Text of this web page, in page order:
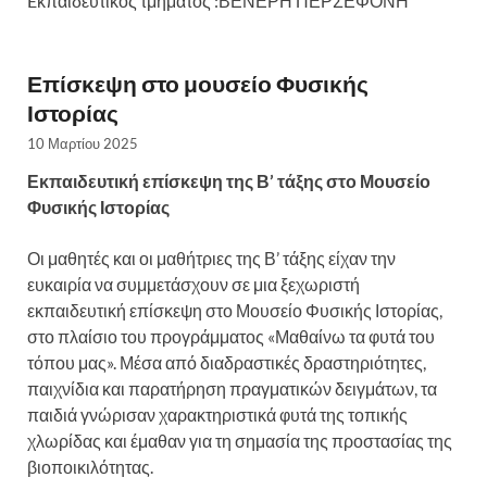
Επίσκεψη στο μουσείο Φυσικής
Ιστορίας
10 Μαρτίου 2025
Εκπαιδευτική επίσκεψη της Β’ τάξης στο Μουσείο
Φυσικής Ιστορίας
Οι μαθητές και οι μαθήτριες της Β’ τάξης είχαν την
ευκαιρία να συμμετάσχουν σε μια ξεχωριστή
εκπαιδευτική επίσκεψη στο Μουσείο Φυσικής Ιστορίας,
στο πλαίσιο του προγράμματος «Μαθαίνω τα φυτά του
τόπου μας». Μέσα από διαδραστικές δραστηριότητες,
παιχνίδια και παρατήρηση πραγματικών δειγμάτων, τα
παιδιά γνώρισαν χαρακτηριστικά φυτά της τοπικής
χλωρίδας και έμαθαν για τη σημασία της προστασίας της
βιοποικιλότητας.